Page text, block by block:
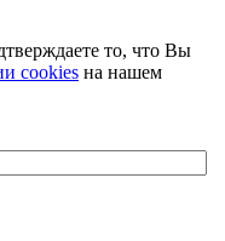
то, что Вы
cookies на нашем